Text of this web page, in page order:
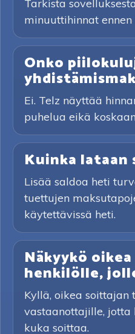
Tarkista
minuuttihinnat
Onko
Ei. Telz näyttää
puhelua eikä
Kuinka lataan
Lisää saldoa heti
tuettujen
käytettävissä heti.
Näkyykö
henkilölle,
Kyllä, oikea soittajan
vastaanottajille, jotta
kuka soittaa.